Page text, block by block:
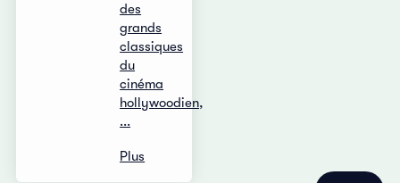
des
grands
classiques
du
cinéma
hollywoodien,
...
Plus